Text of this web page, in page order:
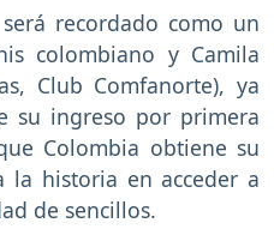
recordado como un
colombiano y Camila
Club Comfanorte), ya
su ingreso por primera
Colombia obtiene su
historia en acceder a
de sencillos.